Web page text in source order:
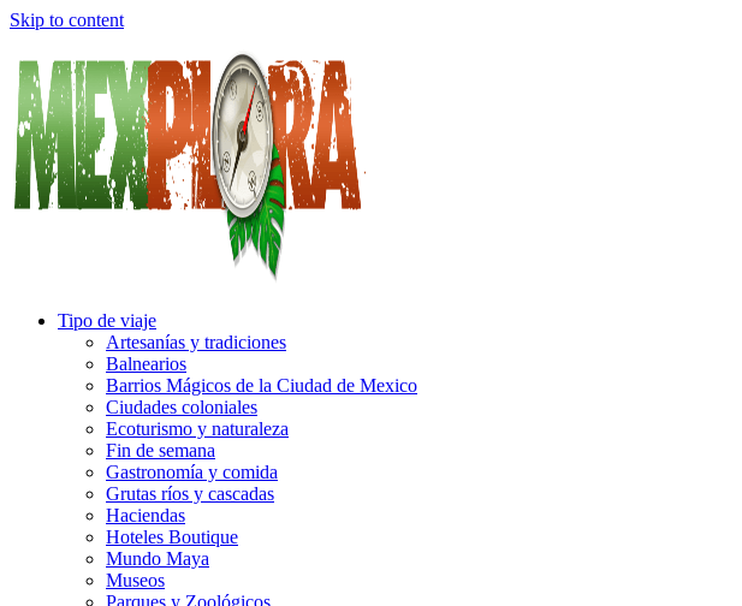
Skip to content
Tipo de viaje
Artesanías y tradiciones
Balnearios
Barrios Mágicos de la Ciudad de Mexico
Ciudades coloniales
Ecoturismo y naturaleza
Fin de semana
Gastronomía y comida
Grutas ríos y cascadas
Haciendas
Hoteles Boutique
Mundo Maya
Museos
Parques y Zoológicos